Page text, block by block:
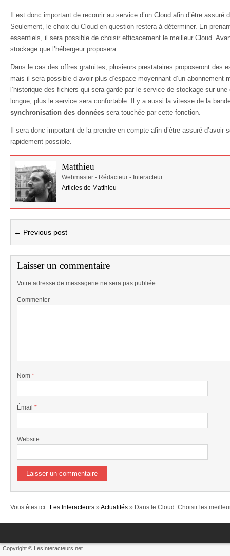
Il est donc important de recourir au service d’un Cloud afin d’être
Seulement, le choix du Cloud en question restera à déterminer. En
essentiels, il sera possible de choisir efficacement le meilleur Cloud.
stockage que l’hébergeur proposera.
Dans le cas des offres gratuites, plusieurs prestataires proposeront des
mais il sera possible d’avoir plus d’espace moyennant d’un abonnement
l’historique des fichiers qui sera gardé par le service de stockage sur
longue, plus le service sera confortable. Il y a aussi la vitesse de la
synchronisation des données sera touchée par cette fonction.
Il sera donc important de la prendre en compte afin d’être assuré
rapidement possible.
Matthieu
Webmaster - Rédacteur - Interacteur
Articles de Matthieu
← Previous post
Laisser un commentaire
Votre adresse de messagerie ne sera pas publiée.
Commenter
Nom *
Émail *
Website
Vous êtes ici : Les Interacteurs » Actualités » Dans le Cloud: Choisir les
Copyright © LesInteracteurs.net